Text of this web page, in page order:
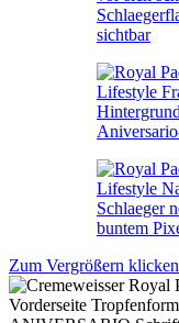
Zum Vergrößern klicken